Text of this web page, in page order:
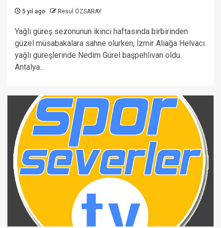
5 yıl ago Resul ÖZSARAY
Yağlı güreş sezonunun ikinci haftasında birbirinden
güzel müsabakalara sahne olurken, İzmir Aliağa Helvacı
yağlı güreşlerinde Nedim Gürel başpehlivan oldu.
Antalya...